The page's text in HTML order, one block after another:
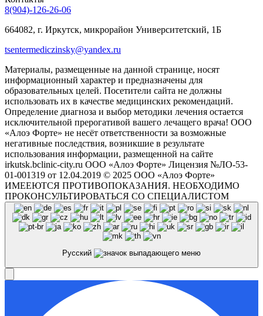
8(904)-126-26-06
664082, г. Иркутск, микрорайон Университетский, 1Б
tsentermediczinsky@yandex.ru
Материалы, размещенные на данной странице, носят
информационный характер и предназначены для
образовательных целей. Посетители сайта не должны
использовать их в качестве медицинских рекомендаций.
Определение диагноза и выбор методики лечения остается
исключительной прерогативой вашего лечащего врача! ООО
«Алоэ Форте» не несёт ответственности за возможные
негативные последствия, возникшие в результате
использования информации, размещенной на сайте
irkutsk.bclinic-city.ru ООО «Алоэ Форте» Лицензия №ЛО-53-
01-001319 от 12.04.2019 © 2025 ООО «Алоэ Форте»
ИМЕЕЮТСЯ ПРОТИВОПОКАЗАНИЯ. НЕОБХОДИМО
ПРОКОНСУЛЬТИРОВАТЬСЯ СО СПЕЦИАЛИСТОМ
Русский